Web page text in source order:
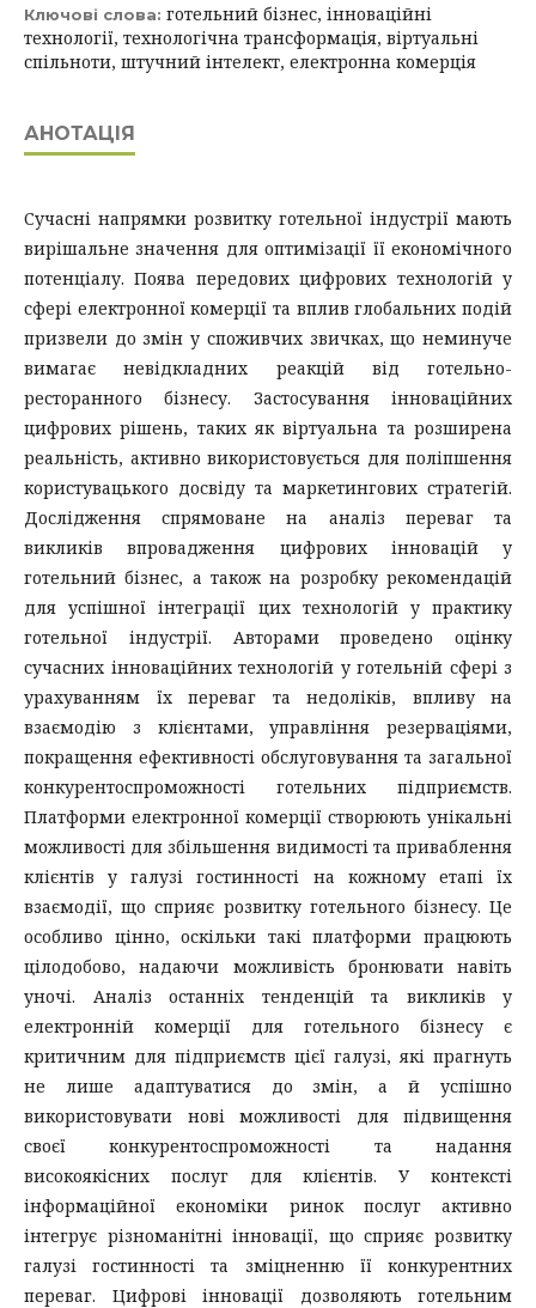
Ключові слова: готельний бізнес, інноваційні
технології, технологічна трансформація, віртуальні
спільноти, штучний інтелект, електронна комерція
АНОТАЦІЯ
Сучасні напрямки розвитку готельної індустрії мають
вирішальне значення для оптимізації її економічного
потенціалу. Поява передових цифрових технологій у
сфері електронної комерції та вплив глобальних подій
призвели до змін у споживчих звичках, що неминуче
вимагає невідкладних реакцій від готельно-
ресторанного бізнесу. Застосування інноваційних
цифрових рішень, таких як віртуальна та розширена
реальність, активно використовується для поліпшення
користувацького досвіду та маркетингових стратегій.
Дослідження спрямоване на аналіз переваг та
викликів впровадження цифрових інновацій у
готельний бізнес, а також на розробку рекомендацій
для успішної інтеграції цих технологій у практику
готельної індустрії. Авторами проведено оцінку
сучасних інноваційних технологій у готельній сфері з
урахуванням їх переваг та недоліків, впливу на
взаємодію з клієнтами, управління резерваціями,
покращення ефективності обслуговування та загальної
конкурентоспроможності готельних підприємств.
Платформи електронної комерції створюють унікальні
можливості для збільшення видимості та приваблення
клієнтів у галузі гостинності на кожному етапі їх
взаємодії, що сприяє розвитку готельного бізнесу. Це
особливо цінно, оскільки такі платформи працюють
цілодобово, надаючи можливість бронювати навіть
уночі. Аналіз останніх тенденцій та викликів у
електронній комерції для готельного бізнесу є
критичним для підприємств цієї галузі, які прагнуть
не лише адаптуватися до змін, а й успішно
використовувати нові можливості для підвищення
своєї конкурентоспроможності та надання
високоякісних послуг для клієнтів. У контексті
інформаційної економіки ринок послуг активно
інтегрує різноманітні інновації, що сприяє розвитку
галузі гостинності та зміцненню її конкурентних
переваг. Цифрові інновації дозволяють готельним